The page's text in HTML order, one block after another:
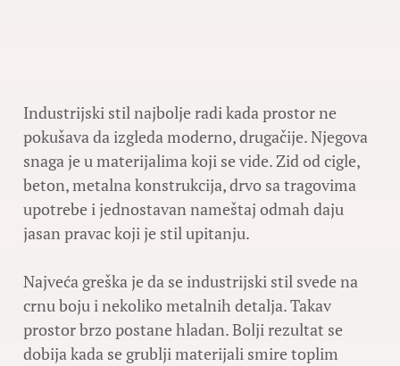
Industrijski stil najbolje radi kada prostor ne
pokušava da izgleda moderno, drugačije. Njegova
snaga je u materijalima koji se vide. Zid od cigle,
beton, metalna konstrukcija, drvo sa tragovima
upotrebe i jednostavan nameštaj odmah daju
jasan pravac koji je stil upitanju.
Najveća greška je da se industrijski stil svede na
crnu boju i nekoliko metalnih detalja. Takav
prostor brzo postane hladan. Bolji rezultat se
dobija kada se grublji materijali smire toplim